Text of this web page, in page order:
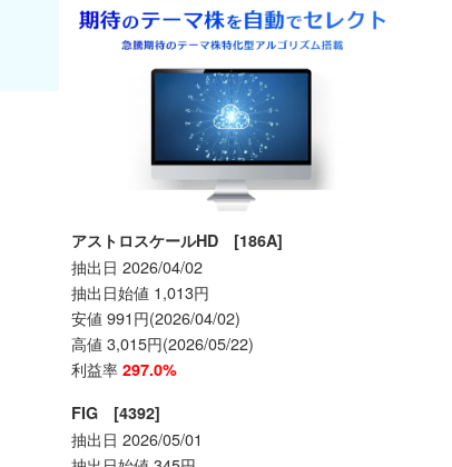
アストロスケールHD [186A]
抽出日 2026/04/02
抽出日始値 1,013円
安値 991円(2026/04/02)
高値 3,015円(2026/05/22)
利益率 297.0%
FIG [4392]
抽出日 2026/05/01